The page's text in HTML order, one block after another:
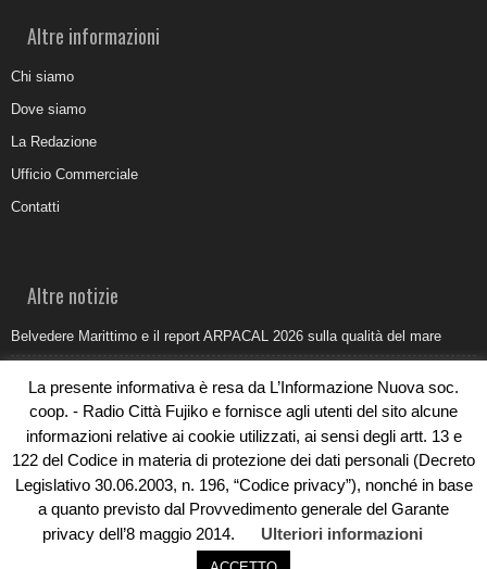
Altre informazioni
Chi siamo
Dove siamo
La Redazione
Ufficio Commerciale
Contatti
Altre notizie
Belvedere Marittimo e il report ARPACAL 2026 sulla qualità del mare
Umidità di risalita in casa, come riconoscere i segnali veri
Torna il Sun Donato Festival 2026
Come il busking moderno ridisegna il paesaggio sonoro urbano
La presente informativa è resa da L’Informazione Nuova soc.
coop. - Radio Città Fujiko e fornisce agli utenti del sito alcune
informazioni relative ai cookie utilizzati, ai sensi degli artt. 13 e
122 del Codice in materia di protezione dei dati personali (Decreto
Legislativo 30.06.2003, n. 196, “Codice privacy”), nonché in base
a quanto previsto dal Provvedimento generale del Garante
privacy dell’8 maggio 2014.
Ulteriori informazioni